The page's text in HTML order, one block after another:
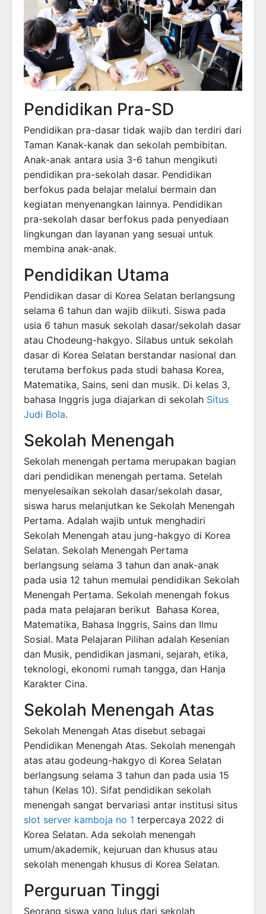
Pendidikan Pra-SD
Pendidikan pra-dasar tidak wajib dan terdiri dari
Taman Kanak-kanak dan sekolah pembibitan.
Anak-anak antara usia 3-6 tahun mengikuti
pendidikan pra-sekolah dasar. Pendidikan
berfokus pada belajar melalui bermain dan
kegiatan menyenangkan lainnya. Pendidikan
pra-sekolah dasar berfokus pada penyediaan
lingkungan dan layanan yang sesuai untuk
membina anak-anak.
Pendidikan Utama
Pendidikan dasar di Korea Selatan berlangsung
selama 6 tahun dan wajib diikuti. Siswa pada
usia 6 tahun masuk sekolah dasar/sekolah dasar
atau Chodeung-hakgyo. Silabus untuk sekolah
dasar di Korea Selatan berstandar nasional dan
terutama berfokus pada studi bahasa Korea,
Matematika, Sains, seni dan musik. Di kelas 3,
bahasa Inggris juga diajarkan di sekolah Situs
Judi Bola.
Sekolah Menengah
Sekolah menengah pertama merupakan bagian
dari pendidikan menengah pertama. Setelah
menyelesaikan sekolah dasar/sekolah dasar,
siswa harus melanjutkan ke Sekolah Menengah
Pertama. Adalah wajib untuk menghadiri
Sekolah Menengah atau jung-hakgyo di Korea
Selatan. Sekolah Menengah Pertama
berlangsung selama 3 tahun dan anak-anak
pada usia 12 tahun memulai pendidikan Sekolah
Menengah Pertama. Sekolah menengah fokus
pada mata pelajaran berikut Bahasa Korea,
Matematika, Bahasa Inggris, Sains dan Ilmu
Sosial. Mata Pelajaran Pilihan adalah Kesenian
dan Musik, pendidikan jasmani, sejarah, etika,
teknologi, ekonomi rumah tangga, dan Hanja
Karakter Cina.
Sekolah Menengah Atas
Sekolah Menengah Atas disebut sebagai
Pendidikan Menengah Atas. Sekolah menengah
atas atau godeung-hakgyo di Korea Selatan
berlangsung selama 3 tahun dan pada usia 15
tahun (Kelas 10). Sifat pendidikan sekolah
menengah sangat bervariasi antar institusi situs
slot server kamboja no 1 terpercaya 2022 di
Korea Selatan. Ada sekolah menengah
umum/akademik, kejuruan dan khusus atau
sekolah menengah khusus di Korea Selatan.
Perguruan Tinggi
Seorang siswa yang lulus dari sekolah